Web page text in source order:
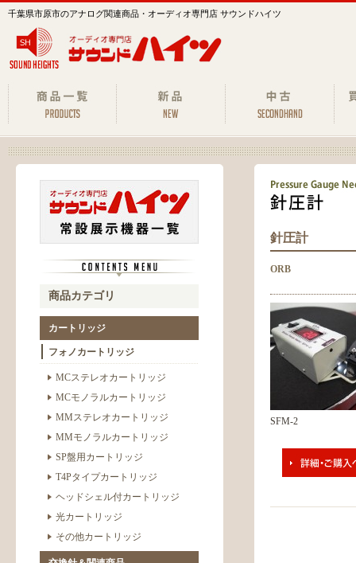
千葉県市原市のアナログ関連商品・オーディオ専門店 サウンドハイツ
針圧計
ORB
SFM-2
商品カテゴリ
カートリッジ
フォノカートリッジ
MCステレオカートリッジ
MCモノラルカートリッジ
MMステレオカートリッジ
MMモノラルカートリッジ
SP盤用カートリッジ
T4Pタイプカートリッジ
ヘッドシェル付カートリッジ
光カートリッジ
その他カートリッジ